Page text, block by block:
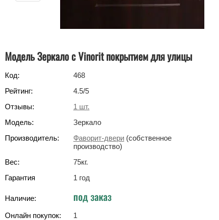
Модель Зеркало с Vinorit покрытием для улицы
Код:
468
Рейтинг:
4.5/5
Отзывы:
1 шт.
Модель:
Зеркало
Производитель:
Фаворит-двери (собственное
производство)
Вес:
75кг.
Гарантия
1 год
Наличие: под заказ
Онлайн покупок: 1